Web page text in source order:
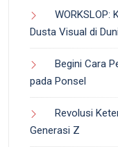
WORKSLOP:
Dusta Visual di
Begini Cara
pada Ponsel
Revolusi
Generasi Z